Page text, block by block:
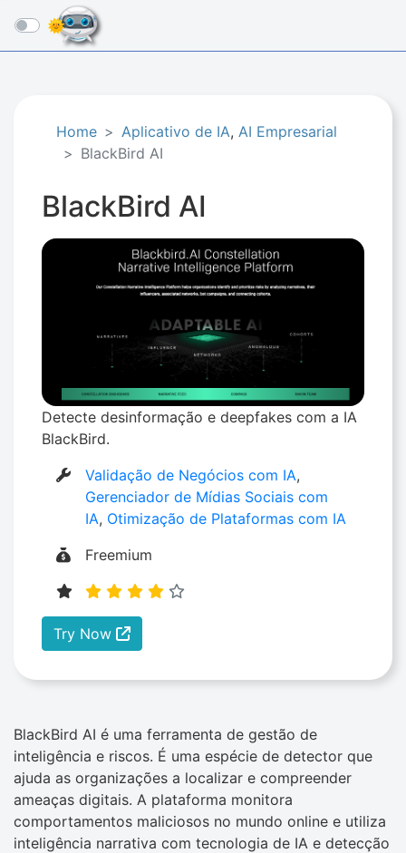
☰
Home Aplicativo de IA, AI Empresarial
BlackBird AI
BlackBird AI
Detecte desinformação e deepfakes com a IA
BlackBird.
Validação de Negócios com IA,
Gerenciador de Mídias Sociais com
IA, Otimização de Plataformas com IA
Freemium
Try Now
BlackBird AI é uma ferramenta de gestão de
inteligência e riscos. É uma espécie de detector que
ajuda as organizações a localizar e compreender
ameaças digitais. A plataforma monitora
comportamentos maliciosos no mundo online e utiliza
inteligência narrativa com tecnologia de IA e detecção